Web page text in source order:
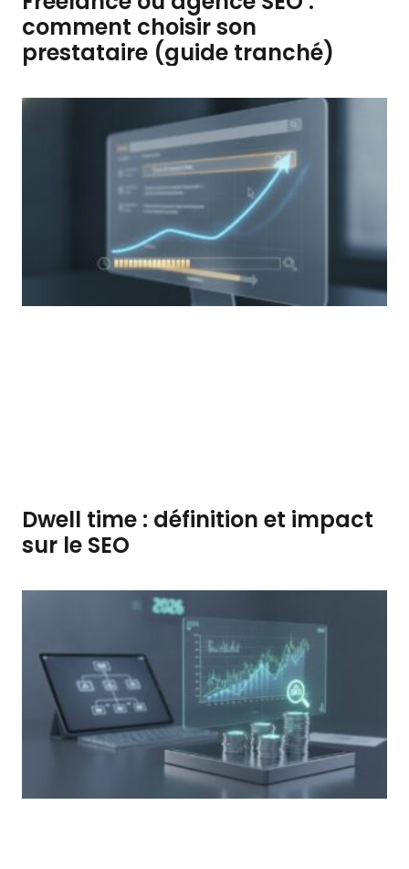
comment choisir son
prestataire (guide tranché)
Dwell time : définition et impact
sur le SEO